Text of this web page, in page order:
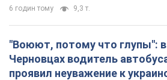
6 годин тому 9,3 т.
"Воюют, потому что глупы": в
Черновцах водитель
проявил неуважение к